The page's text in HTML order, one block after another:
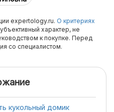
expertology.ru. О критериях
характер, не
к покупке. Перед
со специалистом.
кукольный домик